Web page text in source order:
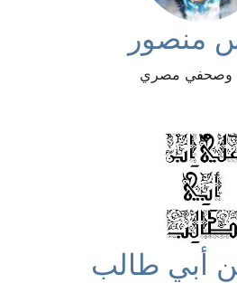
منصور
وصحفي مصري
أبي طالب